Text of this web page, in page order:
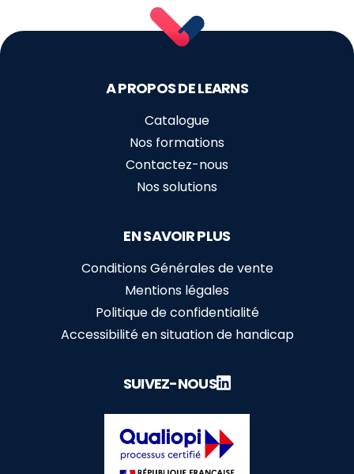
A PROPOS DE LEARNS
Catalogue
Nos formations
Contactez-nous
Nos solutions
EN SAVOIR PLUS
Conditions Générales de vente
Mentions légales
Politique de confidentialité
Accessibilité en situation de handicap
SUIVEZ-NOUS